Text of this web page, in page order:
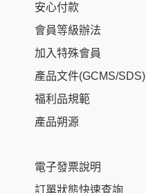
安心付款
會員等級辦法
加入特殊會員
產品文件(GCMS/SDS)
福利品規範
產品朔源
電子發票說明
訂單狀態快速查詢